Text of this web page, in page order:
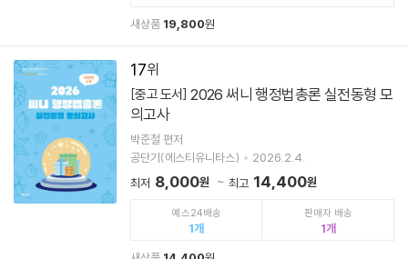
새상품 19,800원
17
[중고 도서] 2026 써니 행정법총론 실전동형 모
의고사
박준철 편저
공단기(에스티유니타스)
2026.2.4.
최저 8,000원 최고 14,400원
예스24배송
1
판매자 배송
1